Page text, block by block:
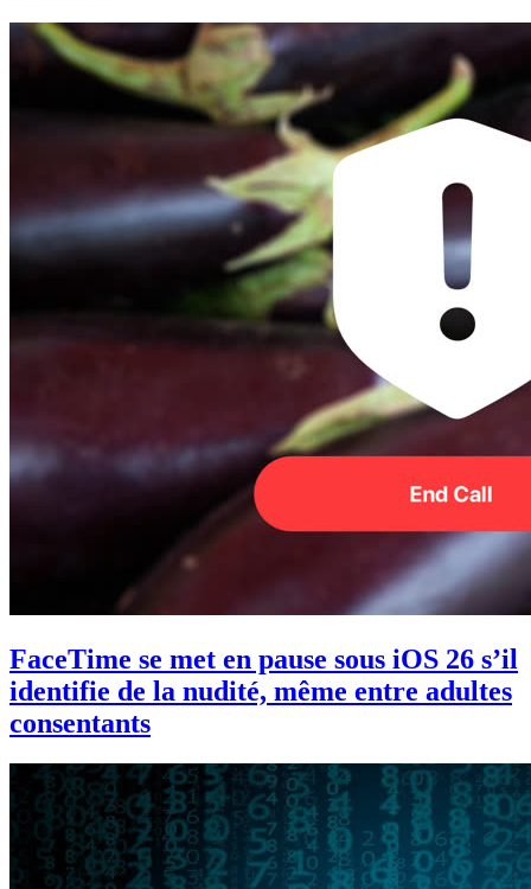
FaceTime se met en pause sous iOS 26 s’il
identifie de la nudité, même entre adultes
consentants